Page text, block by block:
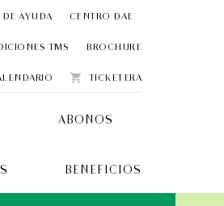
AYUDA CENTRO DAE
TMS BROCHURE
shopping_cart TICKETERA
ABONOS
BENEFICIOS